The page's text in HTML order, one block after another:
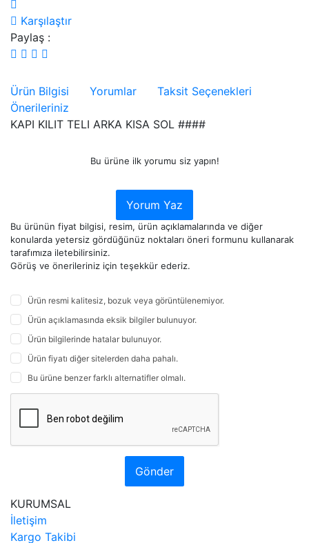
Karşılaştır
Paylaş :
Ürün Bilgisi Yorumlar
Taksit Seçenekleri
Önerileriniz
KAPI KILIT TELI ARKA KISA SOL ####
Bu ürüne ilk yorumu siz yapın!
Yorum Yaz
Bu ürünün fiyat bilgisi, resim, ürün açıklamalarında ve diğer
konularda yetersiz gördüğünüz noktaları öneri formunu kullanarak
tarafımıza iletebilirsiniz.
Görüş ve önerileriniz için teşekkür ederiz.
Ürün resmi kalitesiz, bozuk veya görüntülenemiyor.
Ürün açıklamasında eksik bilgiler bulunuyor.
Ürün bilgilerinde hatalar bulunuyor.
Ürün fiyatı diğer sitelerden daha pahalı.
Bu ürüne benzer farklı alternatifler olmalı.
Gönder
KURUMSAL
İletişim
Kargo Takibi